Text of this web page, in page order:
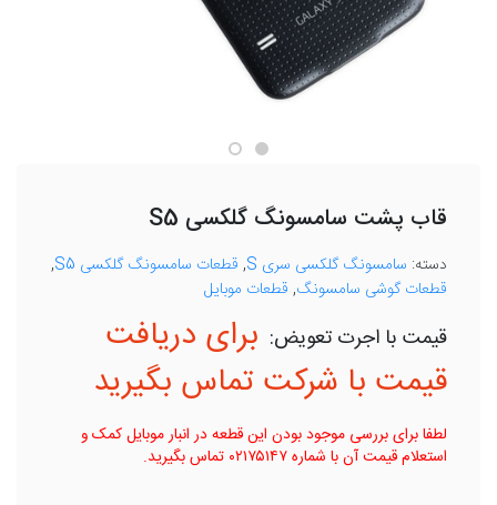
قاب پشت سامسونگ گلکسی S5
دسته: سامسونگ گلکسی سری S , قطعات سامسونگ گلکسی S5
,
قطعات گوشی سامسونگ, قطعات موبایل
برای دریافت
قیمت با شرکت تماس بگیرید
لطفا برای بررسی موجود بودن این قطعه در انبار موبایل کمک و
استعلام قیمت آن با شماره ۰۲۱۷۵۱۴۷ تماس بگیرید.